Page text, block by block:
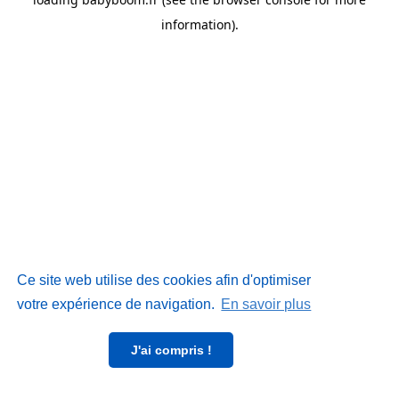
Ce site web utilise des cookies afin d'optimiser
votre expérience de navigation. En savoir plus
J'ai compris !
information).